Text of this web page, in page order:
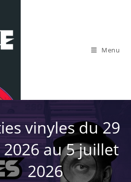
Menu
vinyles du 29
au 5 juillet
2026